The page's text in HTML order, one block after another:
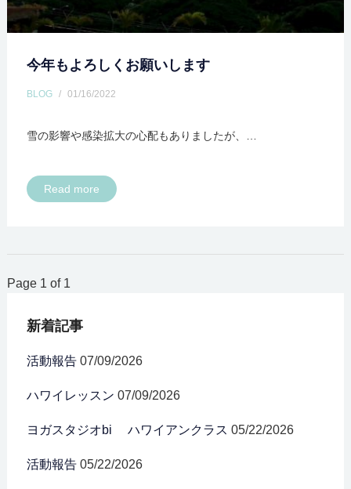
今年もよろしくお願いします
BLOG / 01/16/2022
雪の影響や感染拡大の心配もありましたが、…
Read more
Page 1 of 1
新着記事
活動報告 07/09/2026
ハワイレッスン 07/09/2026
ヨガスタジオbi ハワイアンクラス 05/22/2026
活動報告 05/22/2026